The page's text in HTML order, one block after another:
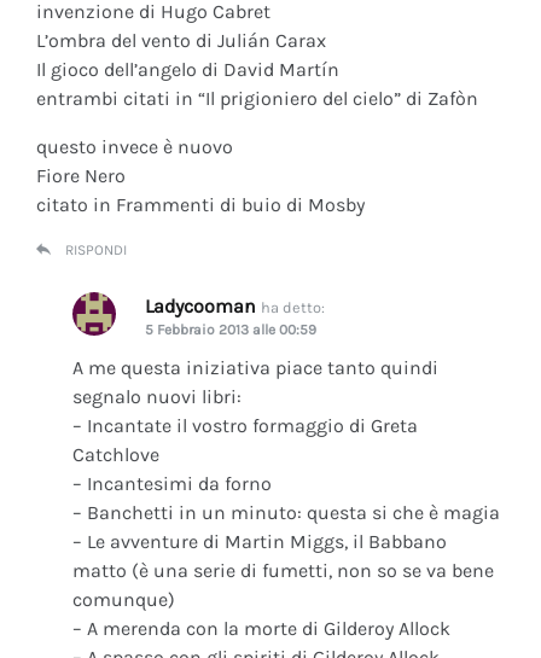
invenzione di Hugo Cabret
L’ombra del vento di Julián Carax
Il gioco dell’angelo di David Martín
entrambi citati in “Il prigioniero del cielo” di Zafòn
questo invece è nuovo
Fiore Nero
citato in Frammenti di buio di Mosby
RISPONDI
Ladycooman ha detto:
5 Febbraio 2013 alle 00:59
A me questa iniziativa piace tanto quindi
segnalo nuovi libri:
– Incantate il vostro formaggio di Greta
Catchlove
– Incantesimi da forno
– Banchetti in un minuto: questa si che è magia
– Le avventure di Martin Miggs, il Babbano
matto (è una serie di fumetti, non so se va bene
comunque)
– A merenda con la morte di Gilderoy Allock